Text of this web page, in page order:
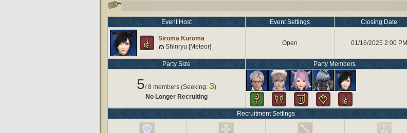
Event Host Event Settings Closing Date
Siroma Kuroma
Shinryu [Meteor]
Open 01/16/2025 2:00 PM
Party Size Party Members
5/8 members (Seeking: 3)
No Longer Recruiting
Recruitment Settings